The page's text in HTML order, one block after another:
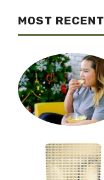
MOST RECENT